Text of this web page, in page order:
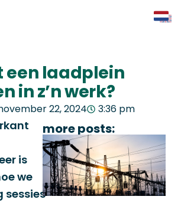
een laadplein
in z’n werk?
22, 2024 3:36 pm
is
we
sessies
more posts: